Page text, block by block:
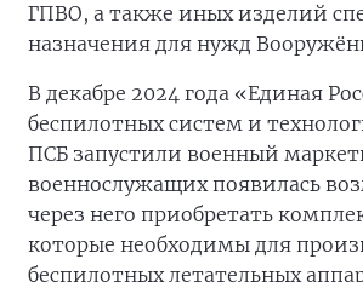
ГПВО, а также иных изделий
назначения для нужд
В декабре 2024 года «Единая
беспилотных систем и
ПСБ запустили военный
военнослужащих появилась
через него приобретать
которые необходимы для
беспилотных летательных